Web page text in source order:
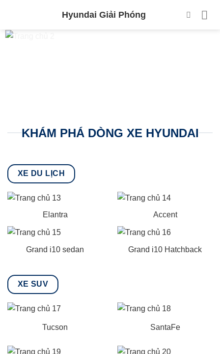
content
Hyundai Giải Phóng
KHÁM PHÁ DÒNG XE HYUNDAI
XE DU LỊCH
Elantra Accent
Grand i10 sedan Grand i10 Hatchback
XE SUV
Tucson SantaFe